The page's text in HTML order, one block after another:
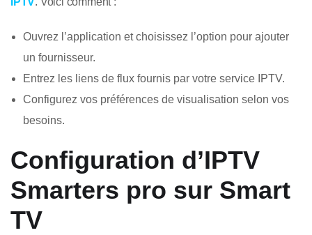
Ouvrez l’application et choisissez l’option pour ajouter
un fournisseur.
Entrez les liens de flux fournis par votre service IPTV.
Configurez vos préférences de visualisation selon vos
besoins.
Configuration d’IPTV
Smarters pro sur Smart
TV